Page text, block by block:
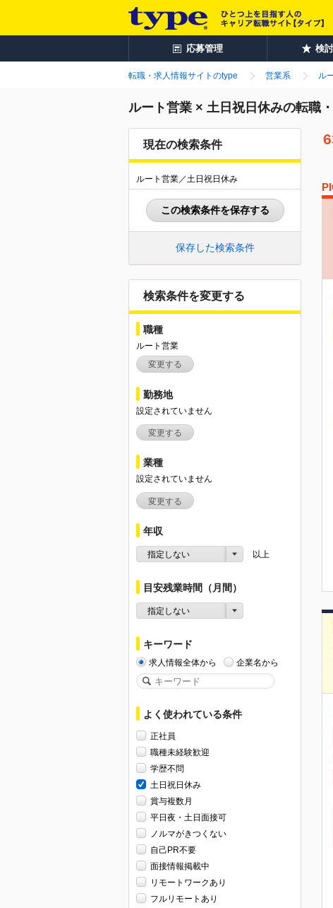
応募管理 検
転職・求人情報サイトのtype 営業系 ル
ルート営業 × 土日祝日休みの転職
現在の検索条件
ルート営業／土日祝日休み
この検索条件を保存する
保存した検索条件
検索条件を変更する
職種
ルート営業
変更する
勤務地
設定されていません
変更する
業種
設定されていません
変更する
年収
指定しない 以上
目安残業時間（月間）
指定しない
キーワード
求人情報全体から 企業名から
よく使われている条件
正社員
職種未経験歓迎
学歴不問
土日祝日休み
賞与複数月
平日夜・土日面接可
ノルマがきつくない
自己PR不要
面接情報掲載中
リモートワークあり
フルリモートあり